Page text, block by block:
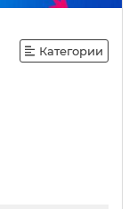
Категории